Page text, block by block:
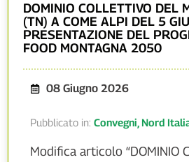
DOMINIO COLLETTIVO DEL
(TN) A COME ALPI DEL 5
PRESENTAZIONE DEL
FOOD MONTAGNA 2050
08 Giugno 2026
Pubblicato in: Convegni, Nord
Modifica articolo “DOMINIO